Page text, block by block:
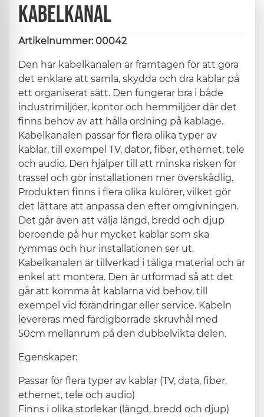
Kabelkanal
Artikelnummer: 00042
Den här kabelkanalen är framtagen för att göra
det enklare att samla, skydda och dra kablar på
ett organiserat sätt. Den fungerar bra i både
industrimiljöer, kontor och hemmiljöer där det
finns behov av att hålla ordning på kablage.
Kabelkanalen passar för flera olika typer av
kablar, till exempel TV, dator, fiber, ethernet, tele
och audio. Den hjälper till att minska risken för
trassel och gör installationen mer överskådlig.
Produkten finns i flera olika kulörer, vilket gör
det lättare att anpassa den efter omgivningen.
Det går även att välja längd, bredd och djup
beroende på hur mycket kablar som ska
rymmas och hur installationen ser ut.
Kabelkanalen är tillverkad i tåliga material och är
enkel att montera. Den är utformad så att det
går att komma åt kablarna vid behov, till
exempel vid förändringar eller service. Kabeln
levereras med färdigborrade skruvhål med
50cm mellanrum på den dubbelvikta delen.
Egenskaper:
Passar för flera typer av kablar (TV, data, fiber,
ethernet, tele och audio)
Finns i olika storlekar (längd, bredd och djup)